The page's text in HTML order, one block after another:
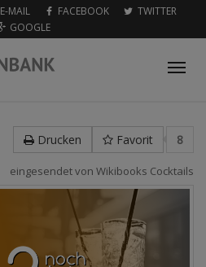
E-MAIL FACEBOOK
TWITTER
GOOGLE
Drucken Favorit 8
eingesendet von Wikibooks Cocktails